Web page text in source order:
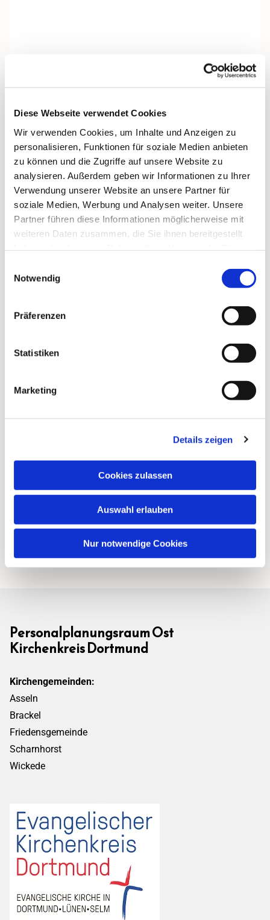
Diese Webseite verwendet Cookies
Wir verwenden Cookies, um Inhalte und Anzeigen zu
personalisieren, Funktionen für soziale Medien anbieten
zu können und die Zugriffe auf unsere Website zu
analysieren. Außerdem geben wir Informationen zu Ihrer
Verwendung unserer Website an unsere Partner für
soziale Medien, Werbung und Analysen weiter. Unsere
Partner führen diese Informationen möglicherweise mit
weiteren Daten zusammen, die Sie ihnen bereitgestellt
Notwendig
Präferenzen
Statistiken
Marketing
Details zeigen
Cookies zulassen
Auswahl erlauben
Nur notwendige Cookies
Dies könnte Sie auch
Personalplanungsraum Ost
Kirchenkreis Dortmund
Kirchengemeinden:
Asseln
Brackel
Friedensgemeinde
Scharnhorst
Wickede